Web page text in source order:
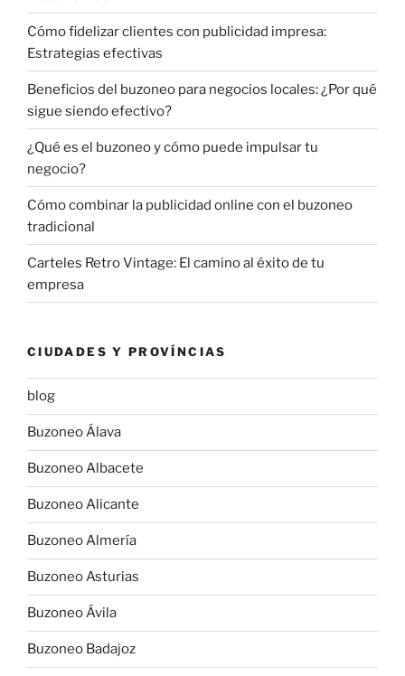
Cómo fidelizar clientes con publicidad impresa:
Estrategias efectivas
Beneficios del buzoneo para negocios locales: ¿Por qué
sigue siendo efectivo?
¿Qué es el buzoneo y cómo puede impulsar tu
negocio?
Cómo combinar la publicidad online con el buzoneo
tradicional
Carteles Retro Vintage: El camino al éxito de tu
empresa
CIUDADES Y PROVÍNCIAS
blog
Buzoneo Álava
Buzoneo Albacete
Buzoneo Alicante
Buzoneo Almería
Buzoneo Asturias
Buzoneo Ávila
Buzoneo Badajoz